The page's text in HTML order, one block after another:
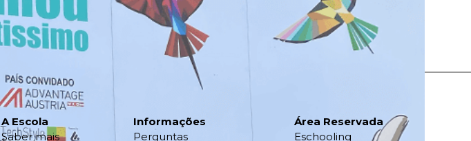
A Escola
Saber mais
Informações
Perguntas
Área Reservada
Eschooling